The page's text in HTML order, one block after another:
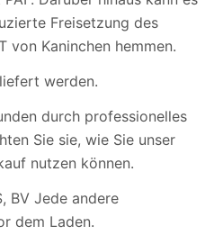
Freisetzung des
von Kaninchen hemmen.
werden.
durch professionelles
Sie sie, wie Sie unser
nutzen können.
BV Jede andere
dem Laden.